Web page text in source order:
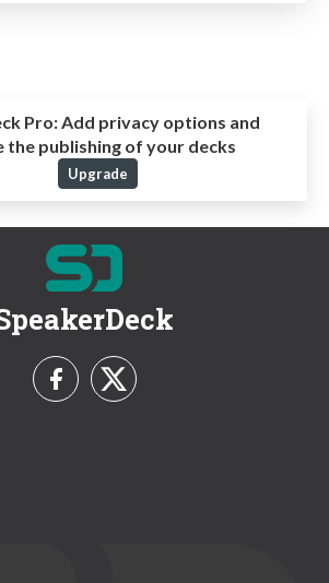
Pro:Add privacy options and
the publishing of your decks
Upgrade